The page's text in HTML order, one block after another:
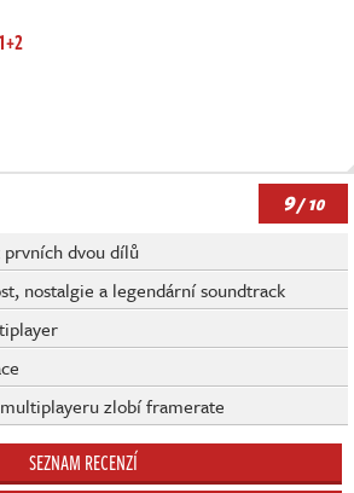
9/ 10
dvou dílů
nostalgie a legendární soundtrack
zlobí framerate
SEZNAM RECENZÍ